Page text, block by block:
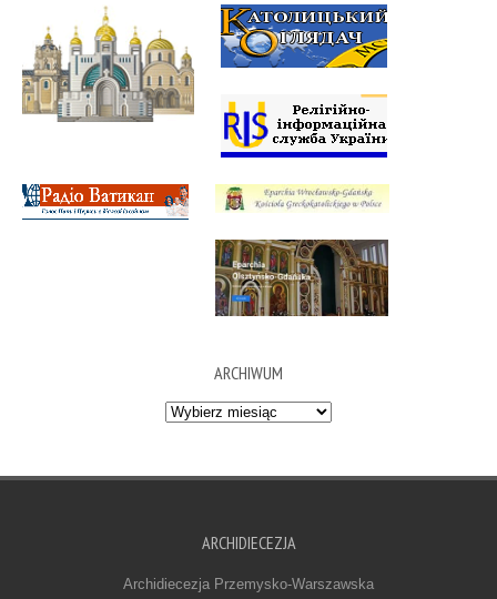
ARCHIWUM
Archiwum
ARCHIDIECEZJA
Archidiecezja Przemysko-Warszawska